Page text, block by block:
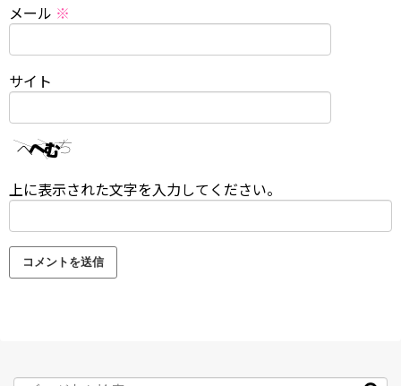
メール ※
サイト
上に表示された文字を入力してください。